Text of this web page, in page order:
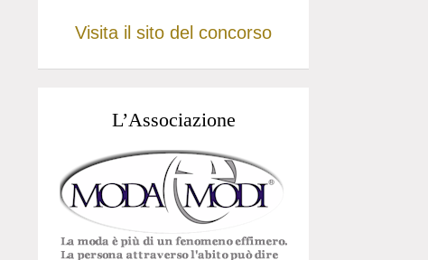
Visita il sito del concorso
L’Associazione